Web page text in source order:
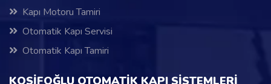
Kapı Motoru Tamiri
Otomatik Kapı Servisi
Otomatik Kapı Tamiri
KOSİFOĞLU OTOMATİK KAPI SİSTEMLERİ